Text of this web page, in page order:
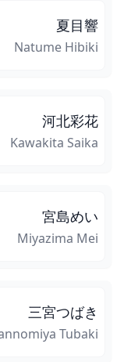
夏目響
Natume Hibiki
河北彩花
Kawakita Saika
宮島めい
Miyazima Mei
三宮つばき
Tubaki